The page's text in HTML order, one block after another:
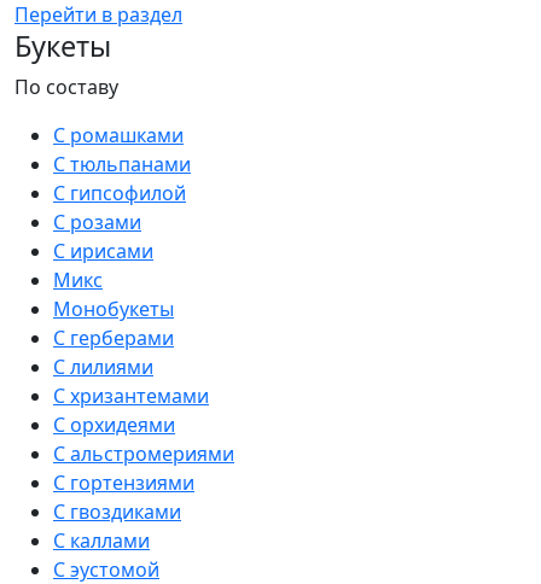
Перейти в раздел
Букеты
По составу
С ромашками
С тюльпанами
С гипсофилой
С розами
С ирисами
Микс
Монобукеты
С герберами
С лилиями
С хризантемами
С орхидеями
С альстромериями
С гортензиями
С гвоздиками
С каллами
С эустомой